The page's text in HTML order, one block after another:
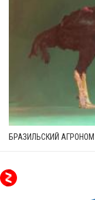
БРАЗИЛЬСКИЙ